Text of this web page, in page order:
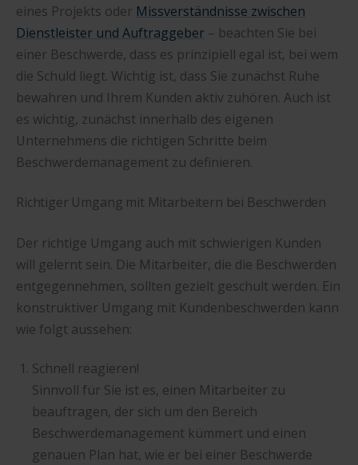
eines Projekts oder Missverständnisse zwischen
Dienstleister und Auftraggeber – beachten Sie bei
einer Beschwerde, dass es prinzipiell egal ist, bei wem
die Schuld liegt. Wichtig ist, dass Sie zunächst Ruhe
bewahren und Ihrem Kunden aktiv zuhören. Auch ist
es wichtig, zunächst innerhalb des eigenen
Unternehmens die richtigen Schritte beim
Beschwerdemanagement zu definieren.
Richtiger Umgang mit Mitarbeitern bei Beschwerden
Der richtige Umgang auch mit schwierigen Kunden
will gelernt sein. Die Mitarbeiter, die die Beschwerden
entgegennehmen, sollten gezielt geschult werden. Ein
konstruktiver Umgang mit Kundenbeschwerden kann
wie folgt aussehen:
Schnell reagieren!
Sinnvoll für Sie ist es, einen Mitarbeiter zu
beauftragen, der sich um den Bereich
Beschwerdemanagement kümmert und einen
genauen Plan hat, wie er bei einer Beschwerde